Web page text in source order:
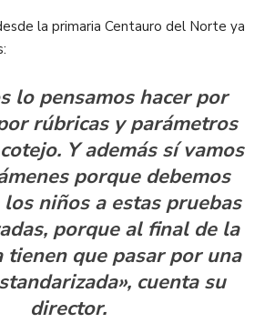
la primaria Centauro del Norte ya
lo pensamos hacer por
rúbricas y parámetros
Y además sí vamos
porque debemos
niños a estas pruebas
porque al final de la
tienen que pasar por una
cuenta su
director.